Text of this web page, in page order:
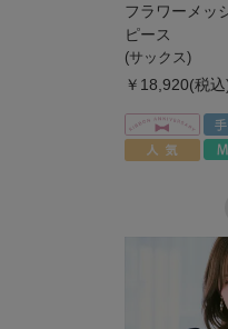
フラワーメッ
ピース
(サックス)
￥18,920(税込